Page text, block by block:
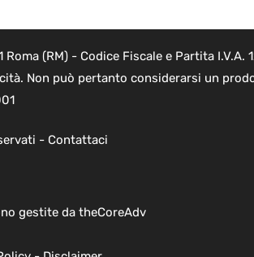
(RM) - Codice Fiscale e Partita I.V.A.
Non può pertanto considerarsi un
- Contattaci
gestite da theCoreAdv